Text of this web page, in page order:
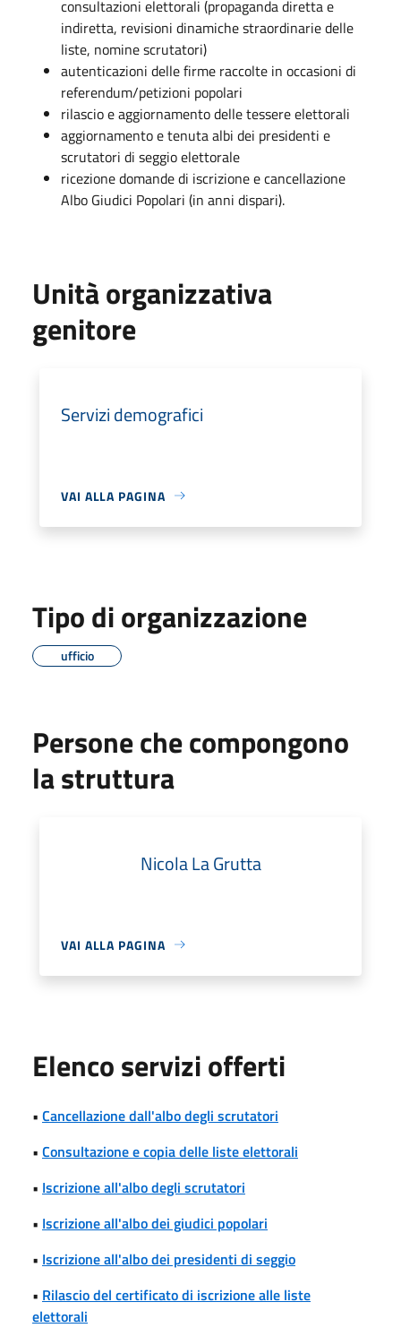
consultazioni elettorali (propaganda diretta e
indiretta, revisioni dinamiche straordinarie delle
liste, nomine scrutatori)
autenticazioni delle firme raccolte in occasioni di
referendum/petizioni popolari
rilascio e aggiornamento delle tessere elettorali
aggiornamento e tenuta albi dei presidenti e
scrutatori di seggio elettorale
ricezione domande di iscrizione e cancellazione
Albo Giudici Popolari (in anni dispari).
Unità organizzativa
genitore
Servizi demografici
VAI ALLA PAGINA
Tipo di organizzazione
ufficio
Persone che compongono
la struttura
Nicola La Grutta
VAI ALLA PAGINA
Elenco servizi offerti
• Cancellazione dall'albo degli scrutatori
• Consultazione e copia delle liste elettorali
• Iscrizione all'albo degli scrutatori
• Iscrizione all'albo dei giudici popolari
• Iscrizione all'albo dei presidenti di seggio
• Rilascio del certificato di iscrizione alle liste
elettorali